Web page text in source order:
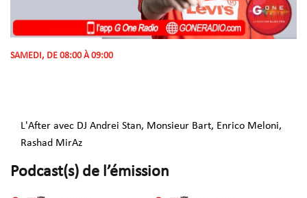
SAMEDI, DE 08:00 À 09:00
L'After avec DJ Andrei Stan, Monsieur Bart, Enrico Meloni,
Rashad MirAz
Podcast(s) de l’émission